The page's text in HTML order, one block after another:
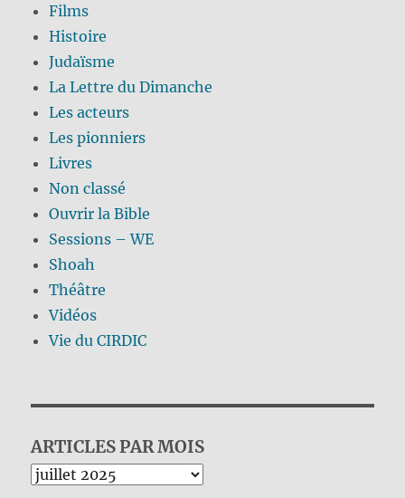
Films
Histoire
Judaïsme
La Lettre du Dimanche
Les acteurs
Les pionniers
Livres
Non classé
Ouvrir la Bible
Sessions – WE
Shoah
Théâtre
Vidéos
Vie du CIRDIC
ARTICLES PAR MOIS
Archives